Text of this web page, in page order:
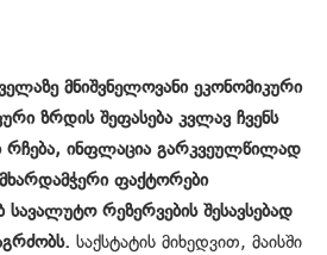
მნიშვნელოვანი ეკონომიკური
ზრდის შეფასება კვლავ ჩვენს
ინფლაცია გარკვეულწილად
ფაქტორები
რეზერვების შესავსებად
საქსტატის მიხედვით, მაისში